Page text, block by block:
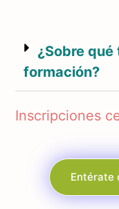
¿Sobre
formación?
Inscripciones
Entérate